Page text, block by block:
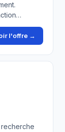
l'offre →
recherche